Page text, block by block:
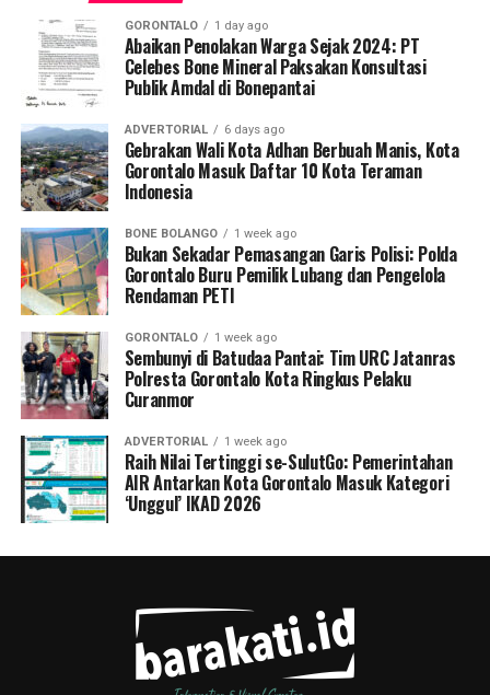
GORONTALO 1 day ago
Abaikan Penolakan Warga Sejak 2024: PT
Celebes Bone Mineral Paksakan Konsultasi
Publik Amdal di Bonepantai
ADVERTORIAL 6 days ago
Gebrakan Wali Kota Adhan Berbuah Manis, Kota
Gorontalo Masuk Daftar 10 Kota Teraman
Indonesia
BONE BOLANGO 1 week ago
Bukan Sekadar Pemasangan Garis Polisi: Polda
Gorontalo Buru Pemilik Lubang dan Pengelola
Rendaman PETI
GORONTALO 1 week ago
Sembunyi di Batudaa Pantai: Tim URC Jatanras
Polresta Gorontalo Kota Ringkus Pelaku
Curanmor
ADVERTORIAL 1 week ago
Raih Nilai Tertinggi se-SulutGo: Pemerintahan
AIR Antarkan Kota Gorontalo Masuk Kategori
‘Unggul’ IKAD 2026